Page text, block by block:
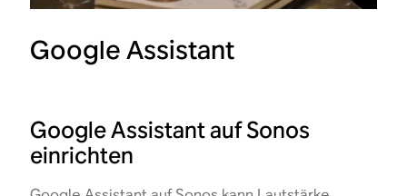
Google Assistant
Google Assistant auf Sonos
einrichten